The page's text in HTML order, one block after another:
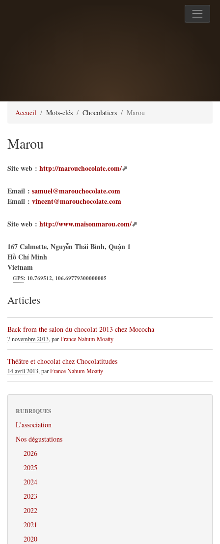
Accueil Mots-clés Chocolatiers Marou
Marou
Site web : http://marouchocolate.com/
Email : samuel@marouchocolate.com
Email : vincent@marouchocolate.com
Site web : http://www.maisonmarou.com/
167 Calmette, Nguyễn Thái Bình, Quận 1
Hồ Chí Minh
Vietnam
GPS: 10.769512, 106.69779300000005
Articles
Back from the salon du chocolat 2013 chez Mococha
7 novembre 2013, parFrance Nahum Moatty
Théâtre et chocolat chez Chocolatitudes
14 avril 2013, parFrance Nahum Moatty
RUBRIQUES
L’association
Nos dégustations
2026
2025
2024
2023
2022
2021
2020